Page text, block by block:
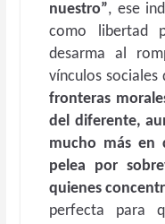
nuestro”, ese
como libertad
desarma al
vínculos sociales
fronteras
del diferente,
mucho más en
pelea por
quienes
perfecta para